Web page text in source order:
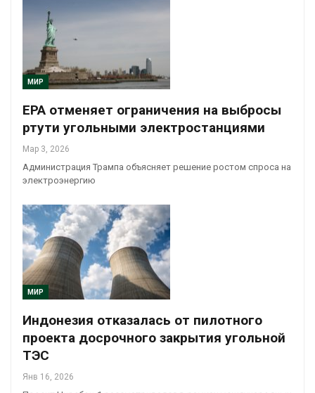
МИР
EPA отменяет ограничения на выбросы
ртути угольными электростанциями
Мар 3, 2026
Администрация Трампа объясняет решение ростом спроса на
электроэнергию
МИР
Индонезия отказалась от пилотного
проекта досрочного закрытия угольной
ТЭС
Янв 16, 2026